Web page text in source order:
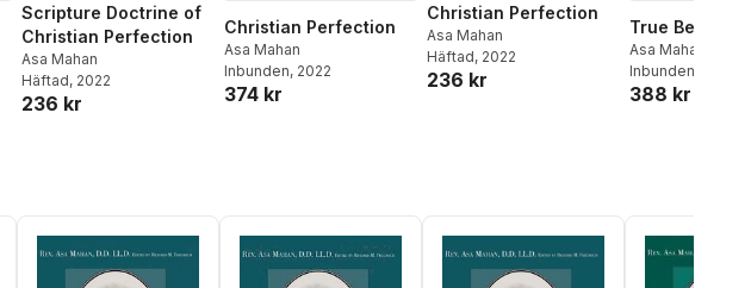
Scripture Doctrine of
Christian Perfection
Asa Mahan
Häftad, 2022
236 kr
Christian Perfection
Asa Mahan
Inbunden, 2022
374 kr
Christian Perfection
Asa Mahan
Häftad, 2022
236 kr
True Believer
Asa Mahan
Inbunden
388 kr